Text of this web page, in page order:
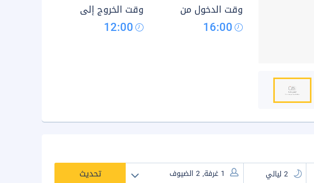
وقت الدخول من
16:00
وقت الخروج إلى
12:00
تحديث